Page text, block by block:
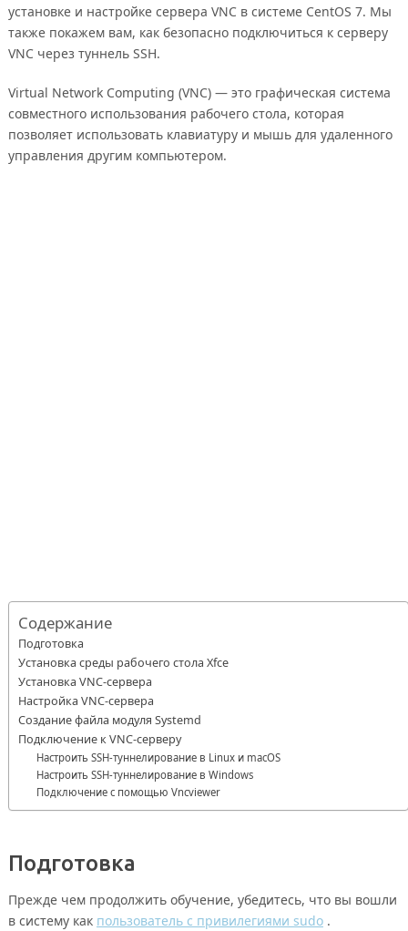
установке и настройке сервера VNC в системе CentOS 7. Мы
также покажем вам, как безопасно подключиться к серверу
VNC через туннель SSH.
Virtual Network Computing (VNC) — это графическая система
совместного использования рабочего стола, которая
позволяет использовать клавиатуру и мышь для удаленного
управления другим компьютером.
Содержание
Подготовка
Установка среды рабочего стола Xfce
Установка VNC-сервера
Настройка VNC-сервера
Создание файла модуля Systemd
Подключение к VNC-серверу
Настроить SSH-туннелирование в Linux и macOS
Настроить SSH-туннелирование в Windows
Подключение с помощью Vncviewer
Подготовка
Прежде чем продолжить обучение, убедитесь, что вы вошли
в систему как пользователь с привилегиями sudo.